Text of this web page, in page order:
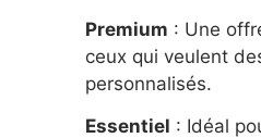
Premium : Une
ceux qui veulent
personnalisés.
Essentiel : Idéal